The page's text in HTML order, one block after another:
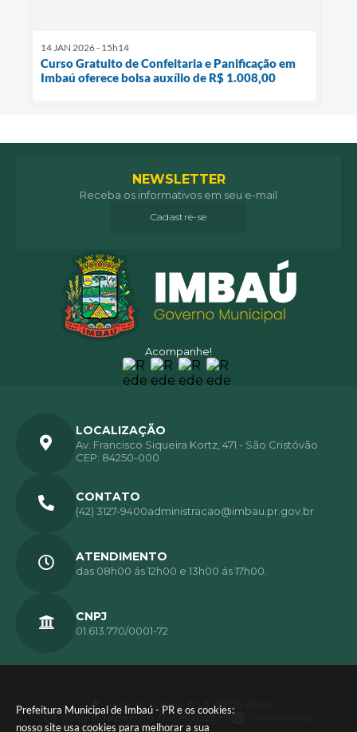
Prefeitura Municipal de Imbaú - PR e os cookies:
nosso site usa cookies para melhorar a sua
14 JAN 2026 - 15h14
Curso Gratuito de Confeitaria e Panificação em
Imbaú oferece bolsa auxílio de R$ 1.008,00
Acompanhe!
NEWSLETTER
Receba os informativos em seu e-mail
Cadastre-se
LOCALIZAÇÃO
Av. Francisco Siqueira Kortz, 471 - São Cristóvão
CEP: 84250-000
CONTATO
(42) 3127-9400administracao@imbau.pr.gov.br
ATENDIMENTO
das 08h00 ás 12h00 e 13h00 ás 17h00.
CNPJ
01.613.770/0001-72
Versão do Sistema:
3.5.3 - 19/06/2026
Portal atualizado em:
07/08/2026 15:11